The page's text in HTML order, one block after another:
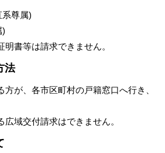
尊属)
)
書等は請求できません。
法
が、各市区町村の戸籍窓口へ行き、
域交付請求はできません。